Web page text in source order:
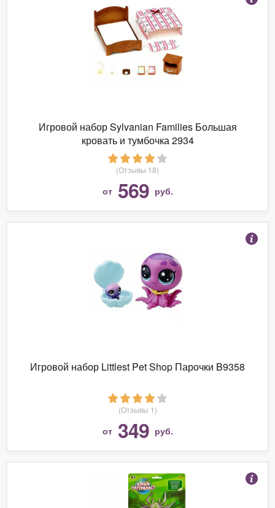
Игровой набор Sylvanian Families Большая
кровать и тумбочка 2934
(Отзывы 18)
от 569 руб.
Игровой набор Littlest Pet Shop Парочки B9358
(Отзывы 1)
от 349 руб.